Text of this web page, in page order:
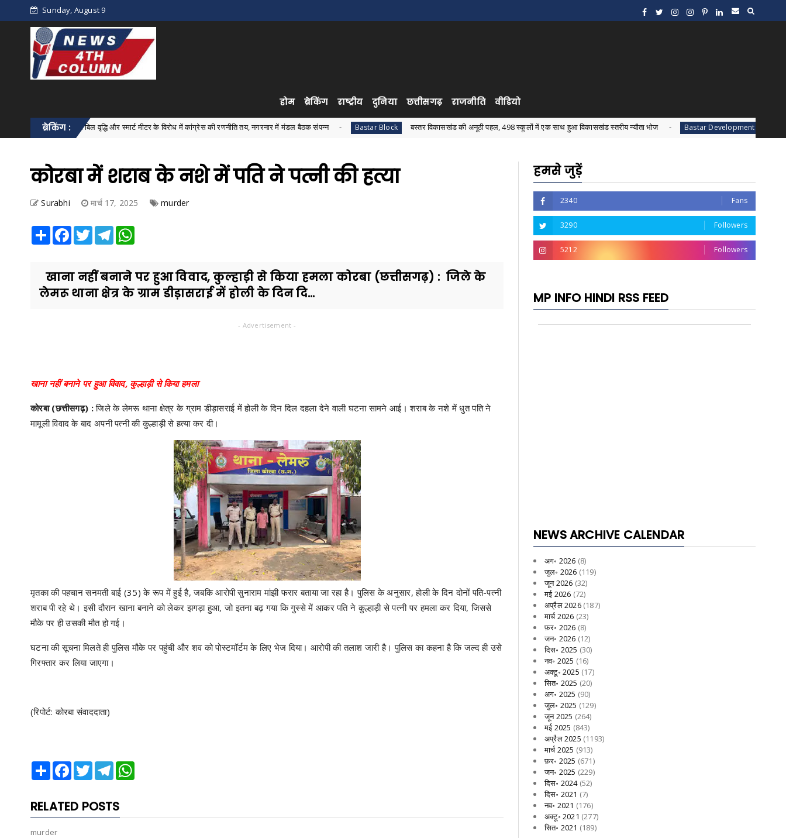
Sunday, August 9
होम ब्रेकिंग राष्ट्रीय दुनिया छत्तीसगढ़ राजनीति वीडियो
ब्रेकिंग :
बिजली बिल वृद्धि और स्मार्ट मीटर के विरोध में कांग्रेस की रणनीति तय, नगरनार में मंडल बैठक संपन्न Bastar Block बस्तर विकासखंड की अनूठी पहल, 498 स्कूलों में एक साथ हुआ विकासखंड स्तरीय न्यौता भोज Bastar Development बस्तर के जनजातीय
कोरबा में शराब के नशे में पति ने पत्नी की हत्या
Surabhi मार्च 17, 2025 murder
Share Facebook
TwitterTelegram
खाना नहीं बनाने पर हुआ विवाद, कुल्हाड़ी से किया हमला कोरबा (छत्तीसगढ़) : जिले के
लेमरू थाना क्षेत्र के ग्राम डीड़ासराई में होली के दिन दि...
- Advertisement -
खाना नहीं बनाने पर हुआ विवाद, कुल्हाड़ी से किया हमला
कोरबा (छत्तीसगढ़) :जिले के लेमरू थाना क्षेत्र के ग्राम डीड़ासराई में होली के दिन दिल दहला देने वाली घटना सामने आई। शराब के नशे में धुत पति ने
मामूली विवाद के बाद अपनी पत्नी की कुल्हाड़ी से हत्या कर दी।
मृतका की पहचान सनमती बाई (35) के रूप में हुई है, जबकि आरोपी सुनाराम मांझी फरार बताया जा रहा है। पुलिस के अनुसार, होली के दिन दोनों पति-पत्नी
शराब पी रहे थे। इसी दौरान खाना बनाने को लेकर झगड़ा हुआ, जो इतना बढ़ गया कि गुस्से में आकर पति ने कुल्हाड़ी से पत्नी पर हमला कर दिया, जिससे
मौके पर ही उसकी मौत हो गई।
घटना की सूचना मिलते ही पुलिस मौके पर पहुंची और शव को पोस्टमॉर्टम के लिए भेज दिया। आरोपी की तलाश जारी है। पुलिस का कहना है कि जल्द ही उसे
गिरफ्तार कर लिया जाएगा।
(रिपोर्ट: कोरबा संवाददाता)
Share Facebook
TwitterTelegram
RELATED POSTS
murder
हमसे जुड़ें
2340 Fans
3290 Followers
5212 Followers
MP INFO HINDI RSS FEED
NEWS ARCHIVE CALENDAR
अग॰ 2026 (8)
जुल॰ 2026 (119)
जून 2026 (32)
मई 2026 (72)
अप्रैल 2026(187)
मार्च 2026 (23)
फ़र॰ 2026 (8)
जन॰ 2026 (12)
दिस॰ 2025 (30)
नव॰ 2025 (16)
अक्टू॰ 2025 (17)
सित॰ 2025 (20)
अग॰ 2025 (90)
जुल॰ 2025 (129)
जून 2025 (264)
मई 2025 (843)
अप्रैल 2025 (1193)
मार्च 2025 (913)
फ़र॰ 2025 (671)
जन॰ 2025 (229)
दिस॰ 2024(52)
दिस॰ 2021 (7)
नव॰ 2021 (176)
अक्टू॰ 2021 (277)
सित॰ 2021 (189)